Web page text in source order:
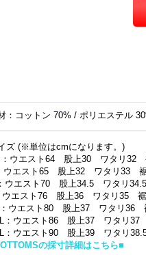
：コットン 70% / ポリエステル
ズ (※単位はcmになります。)
ウエスト64 股上30 ワタリ32
ウエスト65 股上32 ワタリ33
ウエスト70 股上34.5 ワタリ
ウエスト76 股上36 ワタリ35
ウエスト80 股上37 ワタリ36
：ウエスト86 股上37 ワタリ
：ウエスト90 股上39 ワタリ
の採寸詳細はこちら■